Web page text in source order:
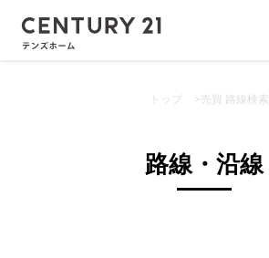
トップ > 売買 路線検索
路線・沿線